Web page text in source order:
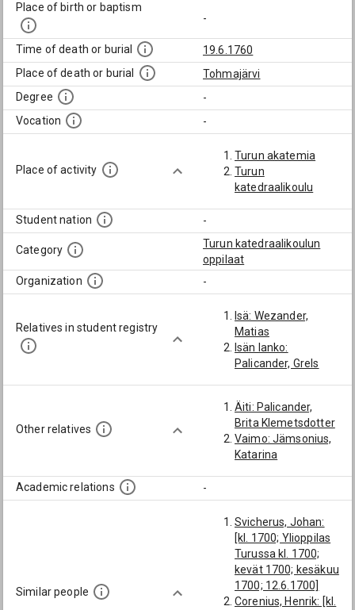
Place of birth or baptism
-
Time of death or burial
19.6.1760
Place of death or burial
Tohmajärvi
Degree
-
Vocation
-
Place of activity
Turun akatemia
Turun
katedraalikoulu
Student nation -
Category
Turun katedraalikoulun
oppilaat
Organization
-
Relatives in student registry
Isä: Wezander,
Matias
Isän lanko:
Palicander, Grels
Other relatives
Äiti: Palicander,
Brita Klemetsdotter
Vaimo: Jämsonius,
Katarina
Academic relations -
Similar people
Svicherus, Johan:
[kl. 1700; Ylioppilas
Turussa kl. 1700;
kevät 1700; kesäkuu
1700; 12.6.1700]
Corenius, Henrik: [kl.